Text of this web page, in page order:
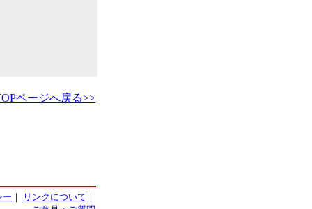
ページへ戻る>>
ー ｜ リンクについて ｜